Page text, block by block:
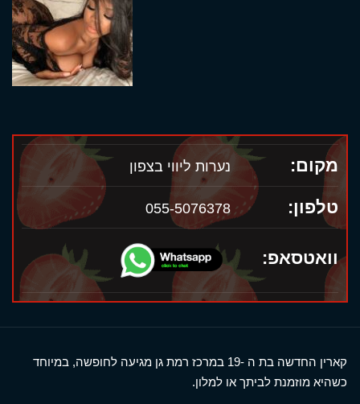
מקום: נערות ליווי בצפון
טלפון: 055-5076378
וואטסאפ:
קארין החדשה בת ה -19 במרכז רמת גן מגיעה לחופשה, במיוחד
כשהיא מוזמנת לביתך או למלון.